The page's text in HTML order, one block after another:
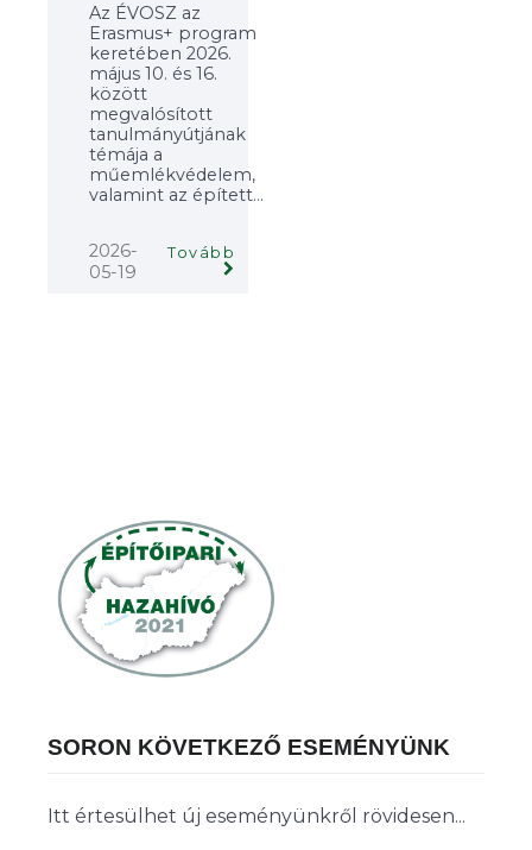
Az ÉVOSZ az
Erasmus+ program
keretében 2026.
május 10. és 16.
között
megvalósított
tanulmányútjának
témája a
műemlékvédelem,
valamint az épített...
2026-
05-19
Tovább
SORON KÖVETKEZŐ ESEMÉNYÜNK
Itt értesülhet új eseményünkről rövidesen...